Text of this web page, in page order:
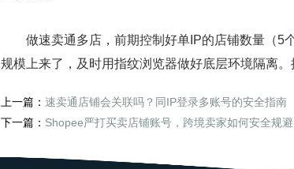
做速卖通多店，前期控制好单IP的店铺数量（5
规模上来了，及时用指纹浏览器做好底层环境隔离
上一篇： 速卖通店铺会关联吗？同IP登录多账号的安全指南
下一篇： Shopee严打买卖店铺账号，跨境卖家如何安全规